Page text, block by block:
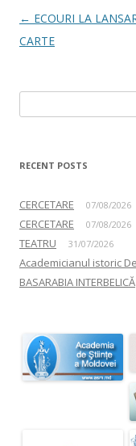
Post navigation
← ECOURI LA
CARTE
RECENT POSTS
CERCETARE 07/08/2026
CERCETARE 07/08/2026
TEATRU 31/07/2026
Academicianul istoric
BASARABIA INTERBELICĂ